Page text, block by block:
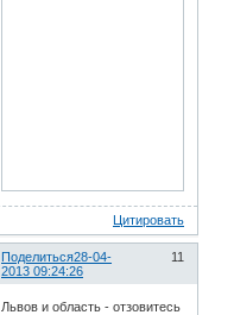
Цитировать
Поделиться 11
28-04-
2013 09:24:26
Львов и область - отзовитесь